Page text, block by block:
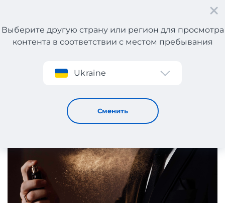
Регистрация
Выберите другую страну или регион для просмотра
контента в соответствии с местом пребывания
Ukraine
Сменить
Мужской парфюм: топ-10 ароматов для разных образов